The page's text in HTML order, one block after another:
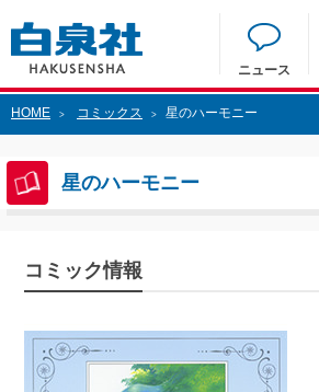
ニュース
HOME > コミックス > 星のハーモニー
星のハーモニー
コミック情報